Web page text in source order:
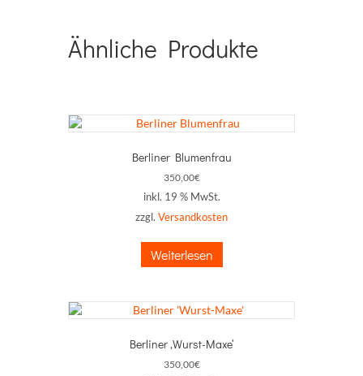
Ähnliche Produkte
Berliner Blumenfrau
350,00€
inkl. 19 % MwSt.
zzgl. Versandkosten
Weiterlesen
Berliner ‚Wurst-Maxe‘
350,00€